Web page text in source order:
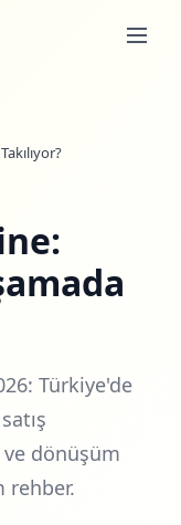
Türkiye'de
ve dönüşüm
rehber.